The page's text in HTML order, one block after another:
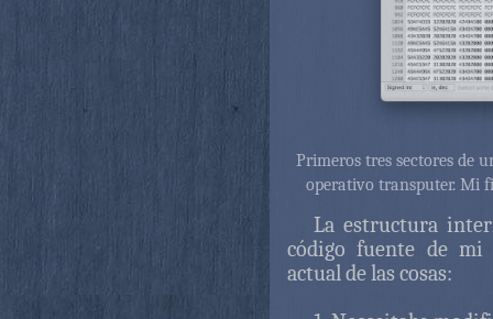
Primeros tres sectores de
operativo transputer. Mi
La estructura
código fuente de mi
actual de las cosas: